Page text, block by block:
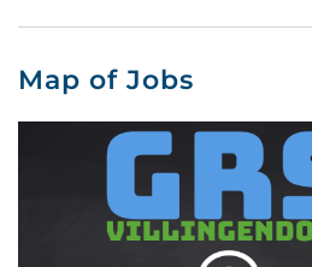
Map of Jobs